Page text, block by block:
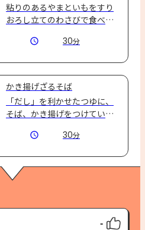
粘りのあるやまといもをすり
おろし立てのわさびで食べた
30分
かき揚げざるそば
「だし」を利かせたつゆに、
そば、かき揚げをつけていた
30分
-